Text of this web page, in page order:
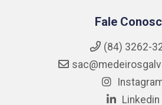
Fale
(84) 3262-
Linkedin